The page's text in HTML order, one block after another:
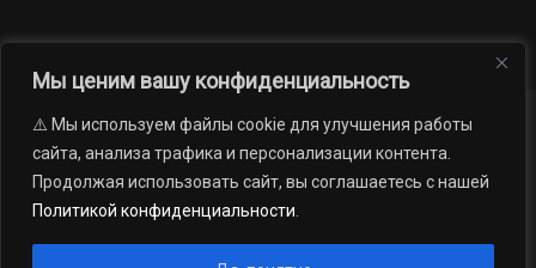
Мы ценим вашу конфиденциальность
⚠️ Мы используем файлы cookie для улучшения работы
сайта, анализа трафика и персонализации контента.
Продолжая использовать сайт, вы соглашаетесь с нашей
Политикой конфиденциальности
Новости Наши проекты
Официально
АРХИВ
16+
газеты «Миасский рабочий»; Областное государственное учреждение
«Издательский дом «Губерния». Все права защищены.